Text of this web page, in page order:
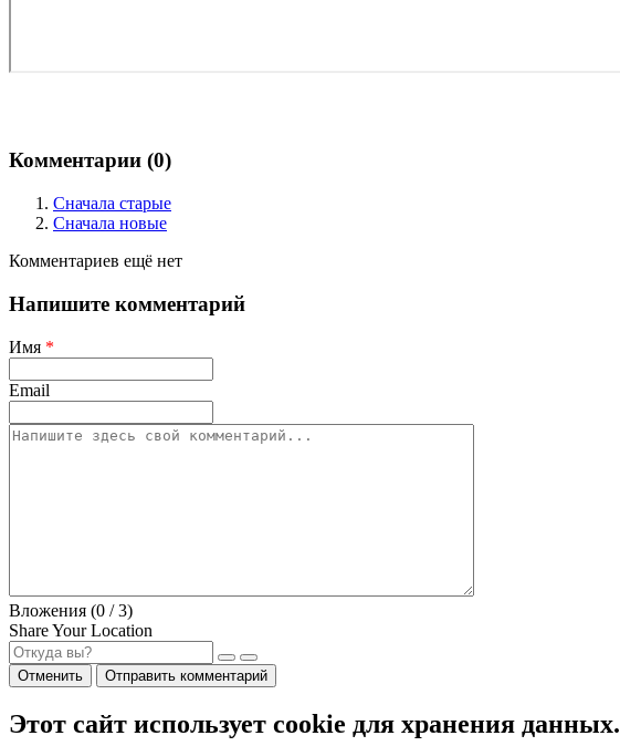
Комментарии (0)
Сначала старые
Сначала новые
Комментариев ещё нет
Напишите комментарий
Имя *
Email
Вложения (0 / 3)
Share Your Location
Отменить Отправить комментарий
Этот сайт использует cookie для хранения данных.